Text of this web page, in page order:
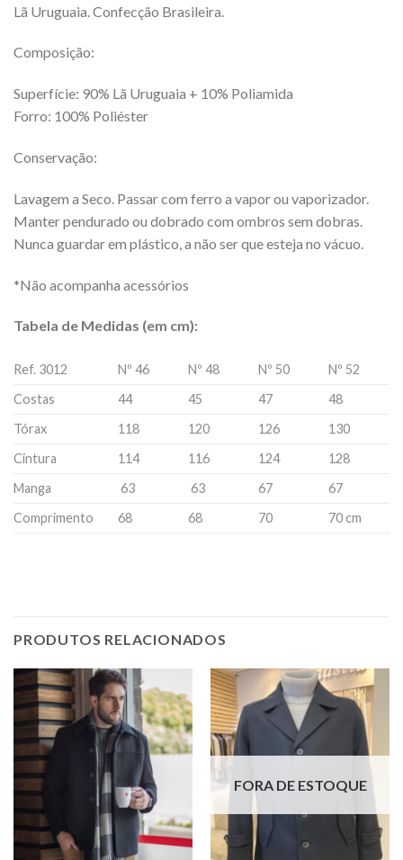
Lã Uruguaia. Confecção Brasileira.
Composição:
Superfície: 90% Lã Uruguaia + 10% Poliamida
Forro: 100% Poliéster
Conservação:
Lavagem a Seco. Passar com ferro a vapor ou vaporizador.
Manter pendurado ou dobrado com ombros sem dobras.
Nunca guardar em plástico, a não ser que esteja no vácuo.
*Não acompanha acessórios
Tabela de Medidas (em cm):
Ref. 3012 Nº 46 Nº 48 Nº 50
Nº 52
Costas
44 45 47
48
Tórax
118 120 126
130
Cintura
114 116 124
128
Manga
63 63 67
67
Comprimento
68 68 70 70 cm
PRODUTOS RELACIONADOS
FORA DE ESTOQUE